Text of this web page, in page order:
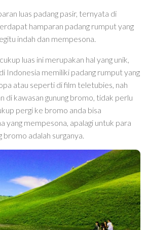
luas padang pasir, ternyata di
hamparan padang rumput yang
indah dan mempesona.
luas ini merupakan hal yang unik,
Indonesia memiliki padang rumput yang
atau seperti di film teletubies, nah
di kawasan gunung bromo, tidak perlu
pergi ke bromo anda bisa
yang mempesona, apalagi untuk para
adalah surganya.